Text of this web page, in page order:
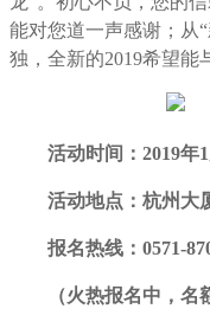
能对您道一声感谢；从
独，全新的2019希望能
活动时间：2019年
活动地点：杭州大
报名热线：0571-
（火热报名中，名